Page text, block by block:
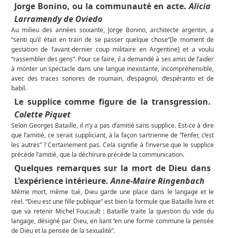
Jorge Bonino, ou la communauté en acte.Alicia
Larramendy de Oviedo
Au milieu des années soixante, Jorge Bonino, architecte argentin, a
“senti qu’il était en train de se passer quelque chose”[le moment de
gestation de l’avant-dernier coup militaire en Argentine] et a voulu
“rassembler des gens”. Pour ce faire, il a demandé à ses amis de l’aider
à monter un spectacle dans une langue inexistante, incompréhensible,
avec des traces sonores de roumain, d’espagnol, d’espéranto et de
babil.
Le supplice comme figure de la transgression.
Colette Piquet
Selon Georges Bataille, il n’y a pas d’amitié sans supplice. Est-ce à dire
que l’amitié, ce serait suppliciant, à la façon sartrienne de “l’enfer, c’est
les autres” ? Certainement pas. Cela signifie à l’inverse que le supplice
précède l’amitié, que la déchirure précède la communication.
Quelques remarques sur la mort de Dieu dans
L’expérience intérieure.Anne-Maire Ringenbach
Même mort, même tué, Dieu garde une place dans le langage et le
réel. “Dieu est une fille publique” est bien la formule que Bataille livre et
que va retenir Michel Foucault : Bataille traite la question du vide du
langage, désigné par Dieu, en liant “en une forme commune la pensée
de Dieu et la pensée de la sexualité”.